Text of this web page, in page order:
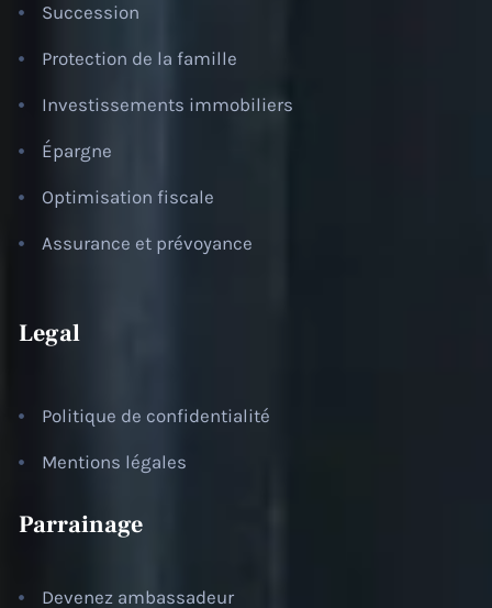
Succession
Protection de la famille
Investissements immobiliers
Épargne
Optimisation fiscale
Assurance et prévoyance
Legal
Politique de confidentialité
Mentions légales
Parrainage
Devenez ambassadeur